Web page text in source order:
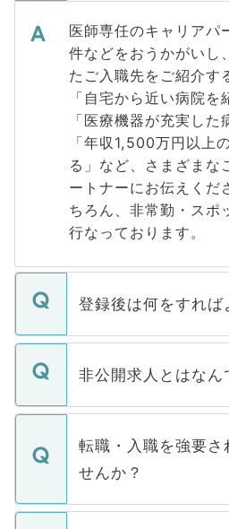
医師専任のキャリアパ
件などをおうかがいし
たご入職先をご紹介す
「自宅から近い病院を
「医療機器が充実した
「年収1,500万円以上
る」など、さまざまな
ートナーにお伝えくだ
ちろん、非常勤・スポ
行なっております。
登録後は何をすれば
ご登録いただきました
登録内容を確認し、そ
ます。通常、5営業日
いただきますので、し
非公開求人とはなん
マイナビDOCTORで
うち約3割は、Webサ
けない「非公開求人」
下記の理由によって、
ません。
転職・入職を強要さ
せんか？
転職・入職を強要する